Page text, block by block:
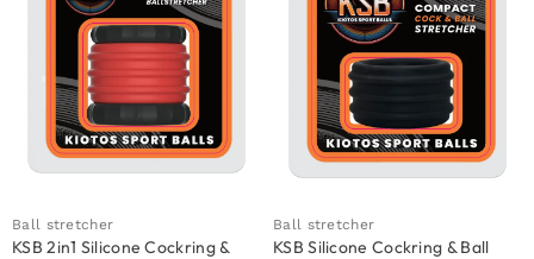
Ball stretcher
KSB 2in1 Silicone Cockring &
Ball stretcher
KSB Silicone Cockring & Ball